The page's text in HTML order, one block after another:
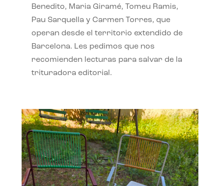
Benedito, Maria Giramé, Tomeu Ramis,
Pau Sarquella y Carmen Torres, que
operan desde el territorio extendido de
Barcelona. Les pedimos que nos
recomienden lecturas para salvar de la
trituradora editorial.